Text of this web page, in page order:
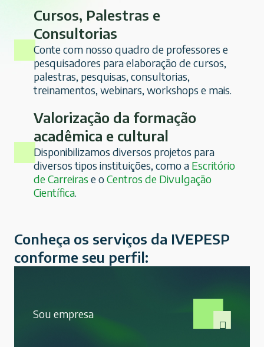
Cursos, Palestras e
Consultorias
Conte com nosso quadro de professores e
pesquisadores para elaboração de cursos,
palestras, pesquisas, consultorias,
treinamentos, webinars, workshops e mais.
Valorização da formação
acadêmica e cultural
Disponibilizamos diversos projetos para
diversos tipos instituições, como a Escritório
de Carreiras e oCentros de Divulgação
Científica.
Conheça os serviços da IVEPESP
conforme seu perfil:
Sou empresa